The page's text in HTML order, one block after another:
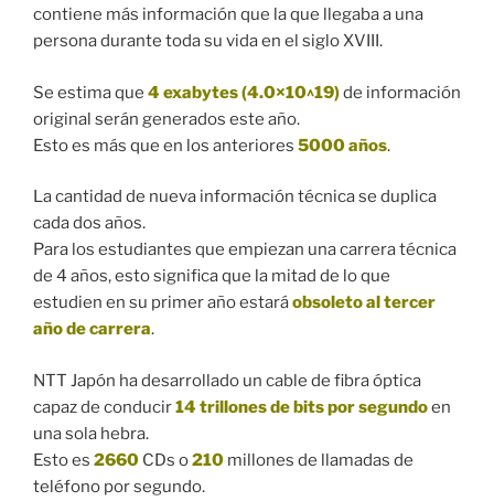
contiene más información que la que llegaba a una
persona durante toda su vida en el siglo XVIII.
Se estima que 4 exabytes (4.0×10^19)de información
original serán generados este año.
Esto es más que en los anteriores 5000 años.
La cantidad de nueva información técnica se duplica
cada dos años.
Para los estudiantes que empiezan una carrera técnica
de 4 años, esto significa que la mitad de lo que
estudien en su primer año estaráobsoleto al tercer
año de carrera.
NTT Japón ha desarrollado un cable de fibra óptica
capaz de conducir14 trillones de bits por segundoen
una sola hebra.
Esto es 2660 CDs o210 millones de llamadas de
teléfono por segundo.